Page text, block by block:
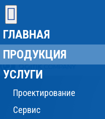
ГЛАВНАЯ
ПРОДУКЦИЯ
УСЛУГИ
Проектирование
Сервис